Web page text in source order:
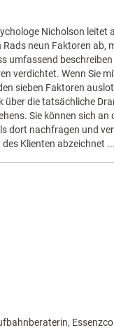
Nicholson leitet
Rads neun Faktoren ab,
umfassend
verdichtet. Wenn Sie
sieben Faktoren
über die tatsächliche
Sie können sich an
dort nachfragen und
Klienten abzeichnet ...